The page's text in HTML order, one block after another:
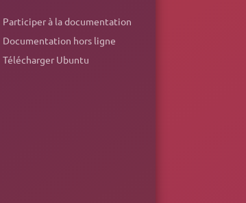
Participer à la documentation
Documentation hors ligne
Télécharger Ubuntu